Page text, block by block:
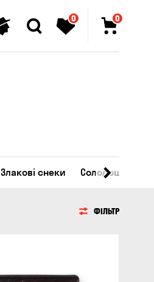
0 0
Злакові снеки Солодощі
ФІЛЬТР